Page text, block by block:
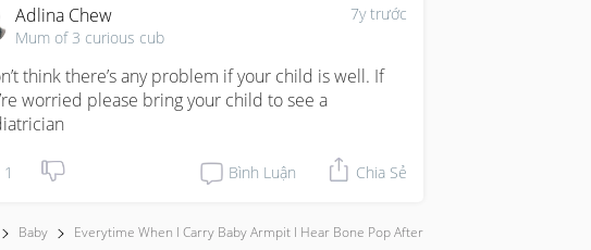
7y trước
Adlina Chew
Mum of 3 curious cub
think there’s any problem if your child is well. If
worried please bring your child to see a
1 Bình Luận Chia Sẻ
Baby
Everytime When I Carry Baby Armpit I Hear Bone Pop After